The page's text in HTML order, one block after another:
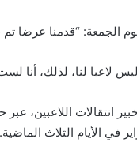
الجمعة: “قدمنا عرضا تم
لاعبا لنا، لذلك، أنا
انتقالات اللاعبين،
الأيام الثلاث الماضية.